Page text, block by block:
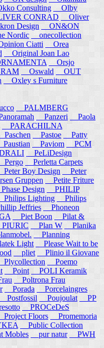
Consulting
Olby
CONRAD
Oliver
Design
ON&ON
Nordic
onecollection
Ciatti
Orea
Original Joan Lao
Orsjo
Oswald
OUT
Oxley s Furniture
PALMBERG
Panzeri
Paola
PARACHILNA
Paschen Pastoe
Patty
Paustian Paviom
PCM
PeLiDesign
Pergo
Perletta Carpets
Peter Boy Design
Peter
Gruppen
Petite Friture
Design
PHILIP
Philips Lighting
Philips
Jeffries
Phoneon
Piet Boon
Pilat &
Plan W
Planika
Planning
Light
Please Wait to be
pliet
Plinio il Giovane
Plycollection
Poemo
Point
POLI Keramik
Poltrona Frau
Porada
Porcelaingres
Postfossil Poujoulat
PP
PROCeDeS
Project Floors
Promemoria
Public Collection
Mobles pur natur
PWH